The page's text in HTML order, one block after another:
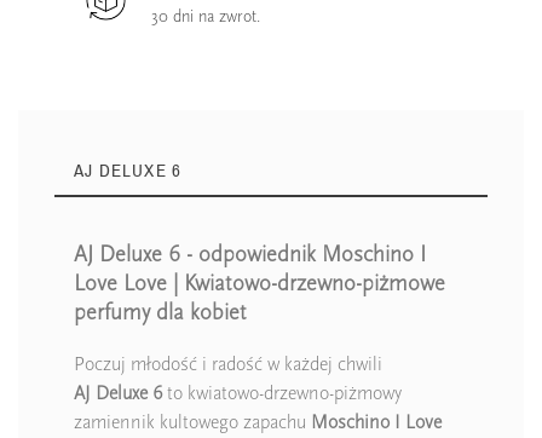
30 dni na zwrot.
AJ DELUXE 6
AJ Deluxe 6 - odpowiednik Moschino I
Love Love | Kwiatowo-drzewno-piżmowe
perfumy dla kobiet
Poczuj młodość i radość w każdej chwili
AJ Deluxe 6to kwiatowo-drzewno-piżmowy
zamiennik kultowego zapachu Moschino I Love